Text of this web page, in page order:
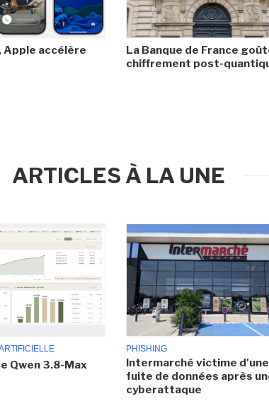
Apple accélère
La Banque de France
chiffrement post-
ARTICLES À LA UNE
Qwen 3.8-Max
PHISHING
Intermarché victime d'une
fuite de données après
cyberattaque